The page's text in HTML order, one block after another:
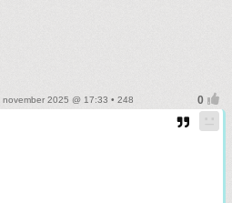
2025 @ 17:33 • 248